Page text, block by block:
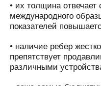
• их толщина отвечает
международного
показателей
• наличие ребер
препятствует
различными